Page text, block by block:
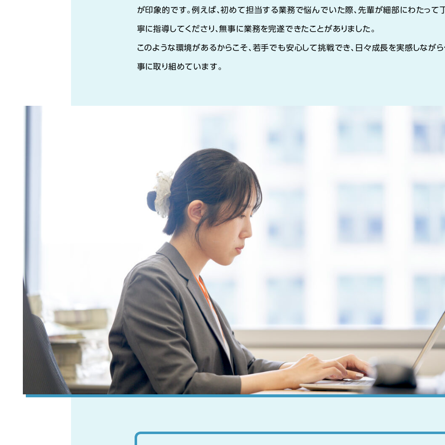
が印象的です。例えば、初めて担当する業務で悩んでいた際、先輩が細部にわたって
寧に指導してくださり、無事に業務を完遂できたことがありました。
このような環境があるからこそ、若手でも安心して挑戦でき、日々成長を実感しなが
事に取り組めています。